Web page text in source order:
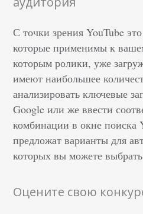
С точки зрения YouTube
которые применимы к
которым ролики, уже
имеют наибольшее
анализировать ключевые
Google или же ввести
комбинации в окне поиска
предложат варианты для
которых вы можете
Оцените свою